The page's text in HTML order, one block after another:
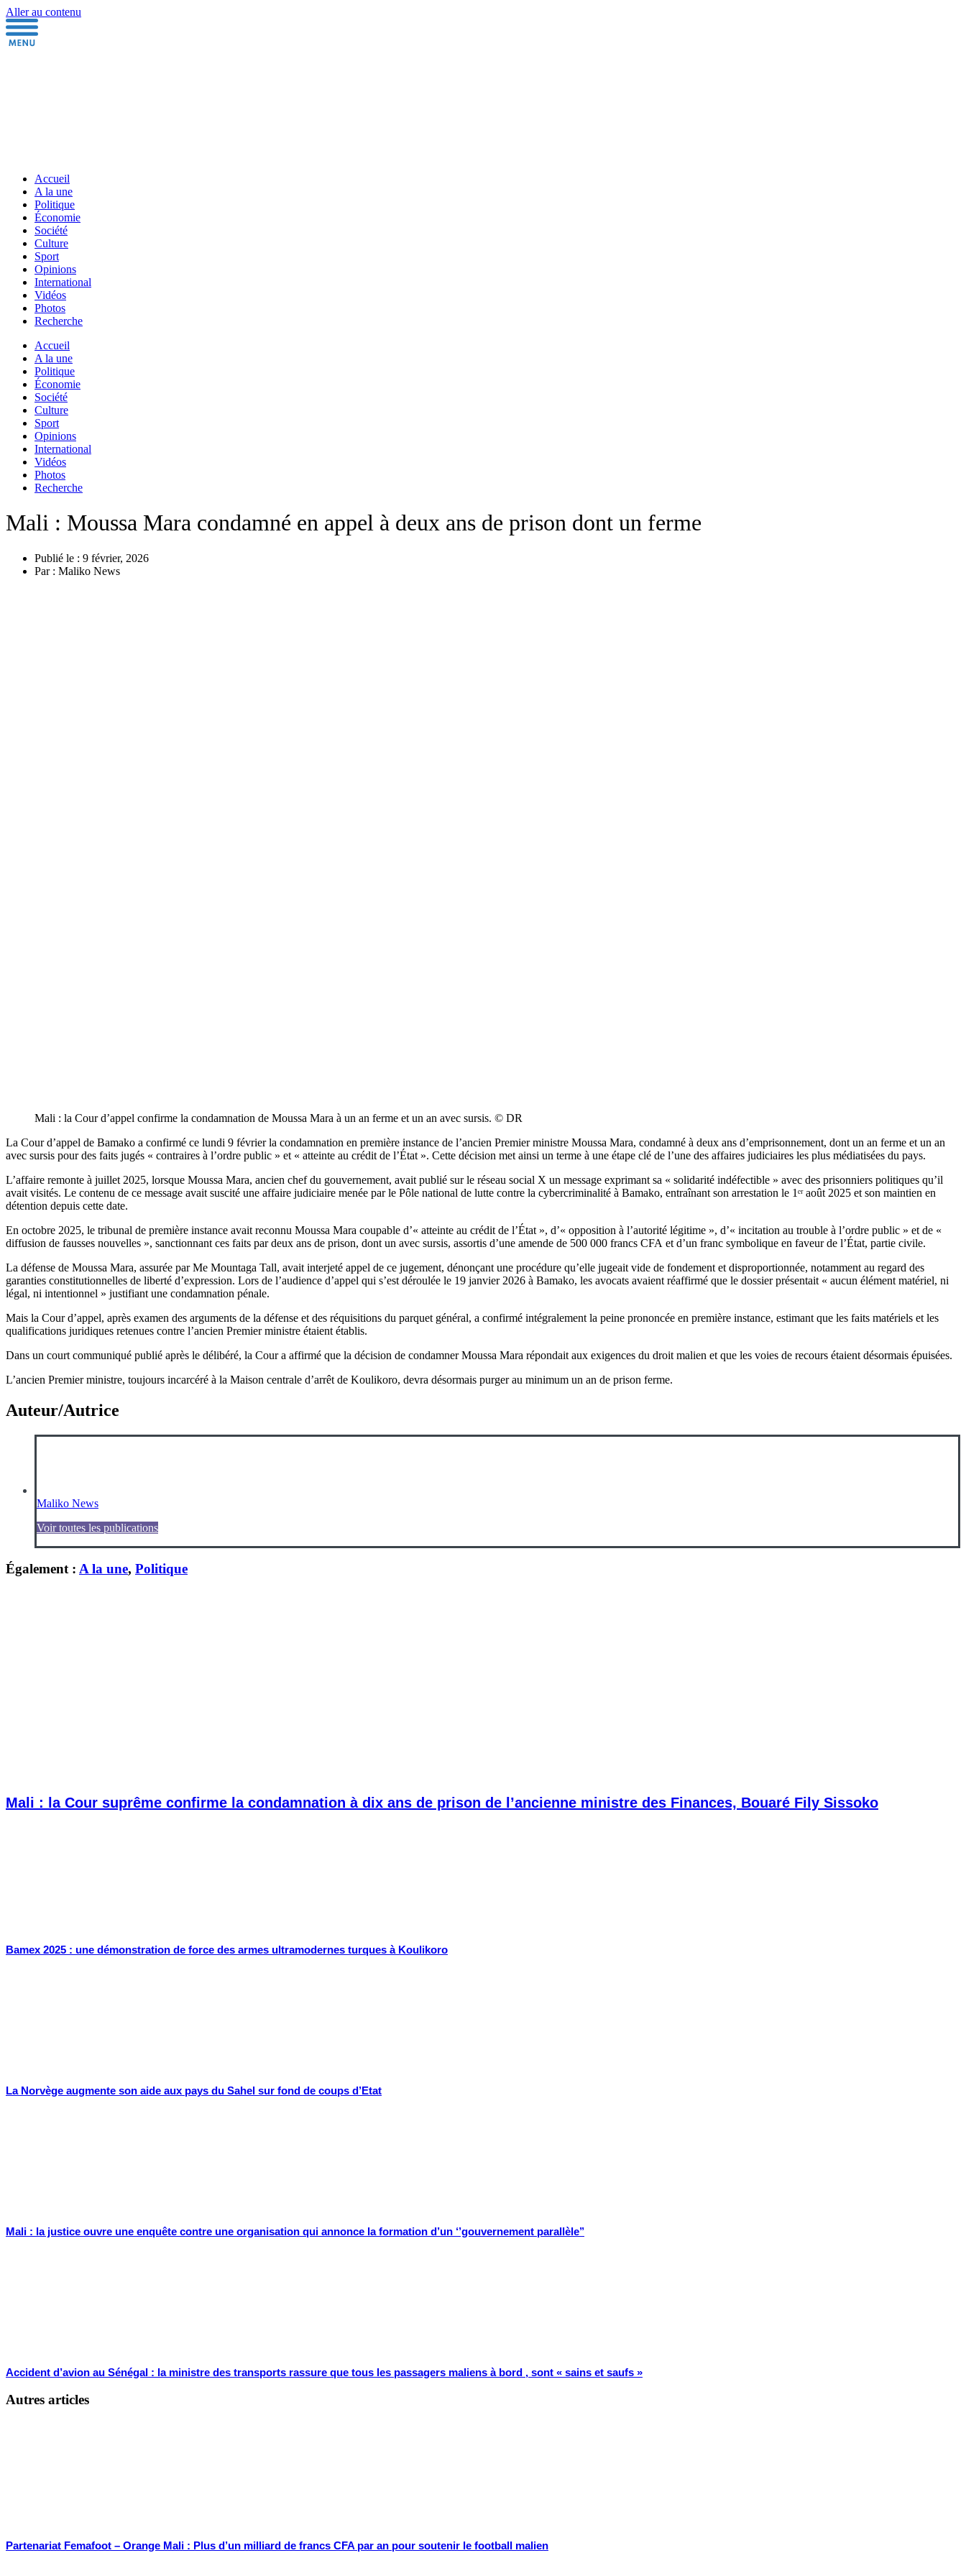
Aller au contenu
Accueil
A la une
Politique
Économie
Société
Culture
Sport
Opinions
International
Vidéos
Photos
Recherche
Accueil
A la une
Politique
Économie
Société
Culture
Sport
Opinions
International
Vidéos
Photos
Recherche
Mali : Moussa Mara condamné en appel à deux ans de prison dont un ferme
Publié le : 9 février, 2026
Par : Maliko News
Mali : la Cour d’appel confirme la condamnation de Moussa Mara à un an ferme et un an avec sursis. © DR
La Cour d’appel de Bamako a confirmé ce lundi 9 février la condamnation en première instance de l’ancien Premier ministre Moussa Mara, condamné à deux ans d’emprisonnement, dont un an ferme et un an
avec sursis pour des faits jugés « contraires à l’ordre public » et « atteinte au crédit de l’État ». Cette décision met ainsi un terme à une étape clé de l’une des affaires judiciaires les plus médiatisées du pays.
L’affaire remonte à juillet 2025, lorsque Moussa Mara, ancien chef du gouvernement, avait publié sur le réseau social X un message exprimant sa « solidarité indéfectible » avec des prisonniers politiques qu’il
avait visités. Le contenu de ce message avait suscité une affaire judiciaire menée par le Pôle national de lutte contre la cybercriminalité à Bamako, entraînant son arrestation le 1ᵉʳ août 2025 et son maintien en
détention depuis cette date.
En octobre 2025, le tribunal de première instance avait reconnu Moussa Mara coupable d’« atteinte au crédit de l’État », d’« opposition à l’autorité légitime », d’« incitation au trouble à l’ordre public » et de «
diffusion de fausses nouvelles », sanctionnant ces faits par deux ans de prison, dont un avec sursis, assortis d’une amende de 500 000 francs CFA et d’un franc symbolique en faveur de l’État, partie civile.
La défense de Moussa Mara, assurée par Me Mountaga Tall, avait interjeté appel de ce jugement, dénonçant une procédure qu’elle jugeait vide de fondement et disproportionnée, notamment au regard des
garanties constitutionnelles de liberté d’expression. Lors de l’audience d’appel qui s’est déroulée le 19 janvier 2026 à Bamako, les avocats avaient réaffirmé que le dossier présentait « aucun élément matériel, ni
légal, ni intentionnel » justifiant une condamnation pénale.
Mais la Cour d’appel, après examen des arguments de la défense et des réquisitions du parquet général, a confirmé intégralement la peine prononcée en première instance, estimant que les faits matériels et les
qualifications juridiques retenues contre l’ancien Premier ministre étaient établis.
Dans un court communiqué publié après le délibéré, la Cour a affirmé que la décision de condamner Moussa Mara répondait aux exigences du droit malien et que les voies de recours étaient désormais épuisées.
L’ancien Premier ministre, toujours incarcéré à la Maison centrale d’arrêt de Koulikoro, devra désormais purger au minimum un an de prison ferme.
Auteur/Autrice
Maliko News
Voir toutes les publications
Également : A la une, Politique
Mali : la Cour suprême confirme la condamnation à dix ans de prison de l’ancienne ministre des Finances, Bouaré Fily Sissoko
Bamex 2025 : une démonstration de force des armes ultramodernes turques à Koulikoro
La Norvège augmente son aide aux pays du Sahel sur fond de coups d’Etat
Mali : la justice ouvre une enquête contre une organisation qui annonce la formation d’un ‘’gouvernement parallèle’’
Accident d’avion au Sénégal : la ministre des transports rassure que tous les passagers maliens à bord , sont « sains et saufs »
Autres articles
Partenariat Femafoot – Orange Mali : Plus d’un milliard de francs CFA par an pour soutenir le football malien